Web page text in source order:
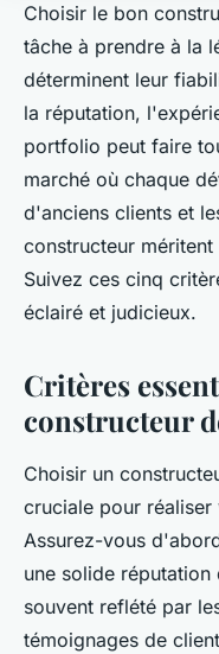
Choisir le bon
tâche à prendre à la
déterminent leur
la réputation,
portfolio peut faire
marché où chaque
d'anciens clients et
constructeur
Suivez ces cinq
éclairé et judicieux.
Critères
constructeur
Choisir un
cruciale pour
Assurez-vous
une solide réputation
souvent reflété par
témoignages de